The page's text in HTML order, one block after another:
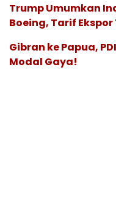
Trump Umumkan
Boeing, Tarif Ekspor
Gibran ke Papua,
Modal Gaya!